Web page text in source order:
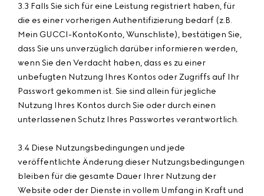
3.3 Falls Sie sich für eine Leistung registriert haben, für
die es einer vorherigen Authentifizierung bedarf (z.B.
Mein GUCCI-KontoKonto, Wunschliste), bestätigen Sie,
dass Sie uns unverzüglich darüber informieren werden,
wenn Sie den Verdacht haben, dass es zu einer
unbefugten Nutzung Ihres Kontos oder Zugriffs auf Ihr
Passwort gekommen ist. Sie sind allein für jegliche
Nutzung Ihres Kontos durch Sie oder durch einen
unterlassenen Schutz Ihres Passwortes verantwortlich.
3.4 Diese Nutzungsbedingungen und jede
veröffentlichte Änderung dieser Nutzungsbedingungen
bleiben für die gesamte Dauer Ihrer Nutzung der
Website oder der Dienste in vollem Umfang in Kraft und